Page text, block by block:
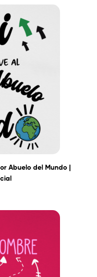
Abuelo del Mundo |